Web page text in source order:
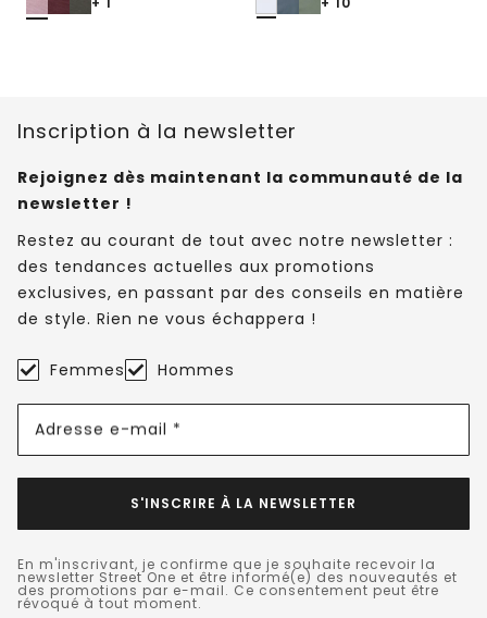
Inscription à la newsletter
Rejoignez dès maintenant la communauté de la
newsletter !
Restez au courant de tout avec notre newsletter :
des tendances actuelles aux promotions
exclusives, en passant par des conseils en matière
de style. Rien ne vous échappera !
Femmes Hommes
Adresse e-mail *
S'INSCRIRE À LA NEWSLETTER
En m'inscrivant, je confirme que je souhaite recevoir la
newsletter Street One et être informé(e) des nouveautés et
des promotions par e-mail. Ce consentement peut être
révoqué à tout moment.